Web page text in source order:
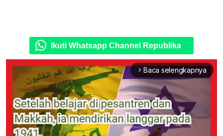
Ikuti Whatsapp Channel Republika
arrow_forward_ios Baca selengkapnya